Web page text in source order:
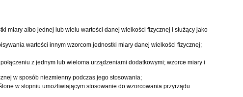
miary albo jednej lub wielu wartości danej wielkości fizycznej i służący jako
wartości innym wzorcom jednostki miary danej wielkości fizycznej;
z jednym lub wieloma urządzeniami dodatkowymi; wzorce miary i
w sposób niezmienny podczas jego stosowania;
w stopniu umożliwiającym stosowanie do wzorcowania przyrządu